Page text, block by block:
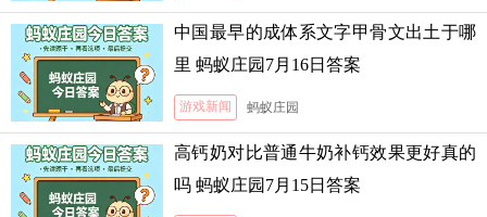
中国最早的成体系文字甲骨文出土于哪
里 蚂蚁庄园7月16日答案
游戏新闻 蚂蚁庄园
高钙奶对比普通牛奶补钙效果更好真的
吗 蚂蚁庄园7月15日答案